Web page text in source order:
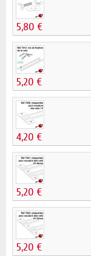
5,80 €
5,20 €
4,20 €
5,20 €
5,20 €